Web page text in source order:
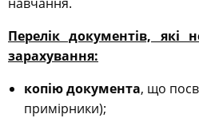
Перелік документів, які
зарахування:
копію документа, що
примірники);